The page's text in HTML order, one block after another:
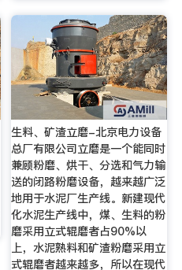
生料、矿渣立磨-北京电力设备
总厂有限公司立磨是一个能同时
兼顾粉磨、烘干、分选和气力输
送的闭路粉磨设备，越来越广泛
地用于水泥厂生产线。新建现代
化水泥生产线中，煤、生料的粉
磨采用立式辊磨者占90%以
上，水泥熟料和矿渣粉磨采用立
式辊磨者越来越多，所以在现代